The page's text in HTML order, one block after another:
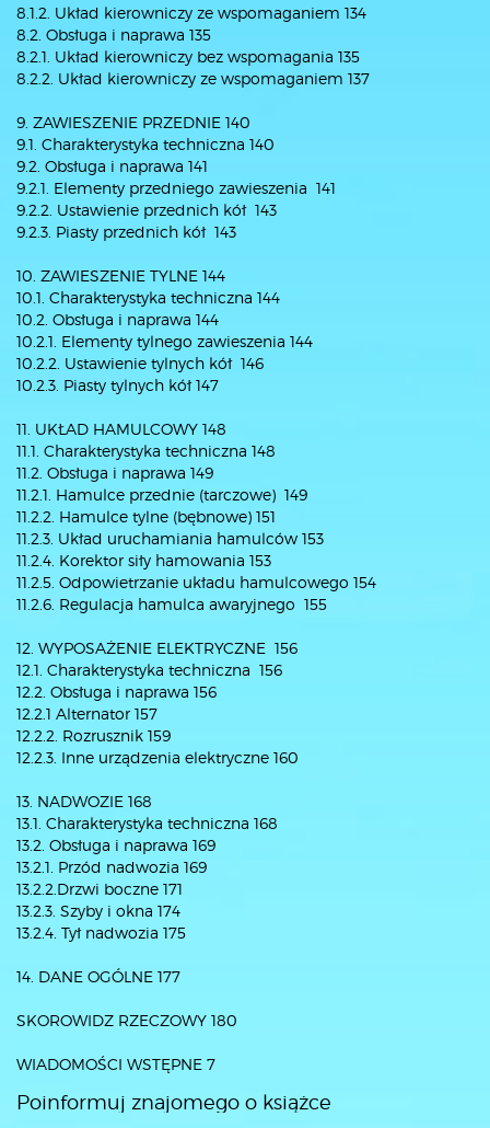
8.1.2. Układ kierowniczy ze wspomaganiem 134
8.2. Obsługa i naprawa 135
8.2.1. Układ kierowniczy bez wspomagania 135
8.2.2. Układ kierowniczy ze wspomaganiem 137
9. ZAWIESZENIE PRZEDNIE 140
9.1. Charakterystyka techniczna 140
9.2. Obsługa i naprawa 141
9.2.1. Elementy przedniego zawieszenia 141
9.2.2. Ustawienie przednich kół 143
9.2.3. Piasty przednich kół 143
10. ZAWIESZENIE TYLNE 144
10.1. Charakterystyka techniczna 144
10.2. Obsługa i naprawa 144
10.2.1. Elementy tylnego zawieszenia 144
10.2.2. Ustawienie tylnych kół 146
10.2.3. Piasty tylnych kół 147
11. UKŁAD HAMULCOWY 148
11.1. Charakterystyka techniczna 148
11.2. Obsługa i naprawa 149
11.2.1. Hamulce przednie (tarczowe) 149
11.2.2. Hamulce tylne (bębnowe) 151
11.2.3. Układ uruchamiania hamulców 153
11.2.4. Korektor siły hamowania 153
11.2.5. Odpowietrzanie układu hamulcowego 154
11.2.6. Regulacja hamulca awaryjnego 155
12. WYPOSAŻENIE ELEKTRYCZNE 156
12.1. Charakterystyka techniczna 156
12.2. Obsługa i naprawa 156
12.2.1 Alternator 157
12.2.2. Rozrusznik 159
12.2.3. Inne urządzenia elektryczne 160
13. NADWOZIE 168
13.1. Charakterystyka techniczna 168
13.2. Obsługa i naprawa 169
13.2.1. Przód nadwozia 169
13.2.2.Drzwi boczne 171
13.2.3. Szyby i okna 174
13.2.4. Tył nadwozia 175
14. DANE OGÓLNE 177
SKOROWIDZ RZECZOWY 180
WIADOMOŚCI WSTĘPNE 7
Poinformuj znajomego o książce